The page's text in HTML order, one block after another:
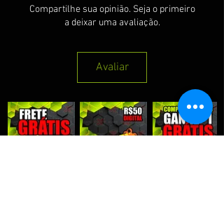
Compartilhe sua opinião. Seja o primeiro
a deixar uma avaliação.
Avaliar